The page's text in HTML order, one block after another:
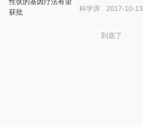
科学湃 2017-10-13
到底了